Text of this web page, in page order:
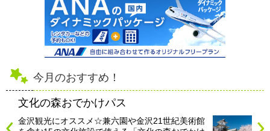
今月のおすすめ！
文化の森おでかけパス
金沢観光にオススメ☆兼六園や金沢21世紀美術館